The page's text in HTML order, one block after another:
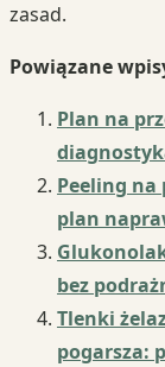
zasad.
Powiązane
Plan na
Peeling
plan
bez
Tlenki
pogarsza: